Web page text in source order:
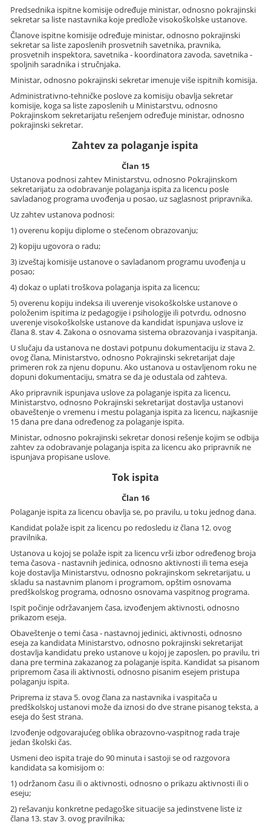
Predsednika ispitne komisije određuje ministar, odnosno pokrajinski
sekretar sa liste nastavnika koje predlože visokoškolske ustanove.
Članove ispitne komisije određuje ministar, odnosno pokrajinski
sekretar sa liste zaposlenih prosvetnih savetnika, pravnika,
prosvetnih inspektora, savetnika - koordinatora zavoda, savetnika -
spoljnih saradnika i stručnjaka.
Ministar, odnosno pokrajinski sekretar imenuje više ispitnih komisija.
Administrativno-tehničke poslove za komisiju obavlja sekretar
komisije, koga sa liste zaposlenih u Ministarstvu, odnosno
Pokrajinskom sekretarijatu rešenjem određuje ministar, odnosno
pokrajinski sekretar.
Zahtev za polaganje ispita
Član 15
Ustanova podnosi zahtev Ministarstvu, odnosno Pokrajinskom
sekretarijatu za odobravanje polaganja ispita za licencu posle
savladanog programa uvođenja u posao, uz saglasnost pripravnika.
Uz zahtev ustanova podnosi:
1) overenu kopiju diplome o stečenom obrazovanju;
2) kopiju ugovora o radu;
3) izveštaj komisije ustanove o savladanom programu uvođenja u
posao;
4) dokaz o uplati troškova polaganja ispita za licencu;
5) overenu kopiju indeksa ili uverenje visokoškolske ustanove o
položenim ispitima iz pedagogije i psihologije ili potvrdu, odnosno
uverenje visokoškolske ustanove da kandidat ispunjava uslove iz
člana 8. stav 4. Zakona o osnovama sistema obrazovanja i vaspitanja.
U slučaju da ustanova ne dostavi potpunu dokumentaciju iz stava 2.
ovog člana, Ministarstvo, odnosno Pokrajinski sekretarijat daje
primeren rok za njenu dopunu. Ako ustanova u ostavljenom roku ne
dopuni dokumentaciju, smatra se da je odustala od zahteva.
Ako pripravnik ispunjava uslove za polaganje ispita za licencu,
Ministarstvo, odnosno Pokrajinski sekretarijat dostavlja ustanovi
obaveštenje o vremenu i mestu polaganja ispita za licencu, najkasnije
15 dana pre dana određenog za polaganje ispita.
Ministar, odnosno pokrajinski sekretar donosi rešenje kojim se odbija
zahtev za odobravanje polaganja ispita za licencu ako pripravnik ne
ispunjava propisane uslove.
Tok ispita
Član 16
Polaganje ispita za licencu obavlja se, po pravilu, u toku jednog dana.
Kandidat polaže ispit za licencu po redosledu iz člana 12. ovog
pravilnika.
Ustanova u kojoj se polaže ispit za licencu vrši izbor određenog broja
tema časova - nastavnih jedinica, odnosno aktivnosti ili tema eseja
koje dostavlja Ministarstvu, odnosno pokrajinskom sekretarijatu, u
skladu sa nastavnim planom i programom, opštim osnovama
predškolskog programa, odnosno osnovama vaspitnog programa.
Ispit počinje održavanjem časa, izvođenjem aktivnosti, odnosno
prikazom eseja.
Obaveštenje o temi časa - nastavnoj jedinici, aktivnosti, odnosno
eseja za kandidata Ministarstvo, odnosno pokrajinski sekretarijat
dostavlja kandidatu preko ustanove u kojoj je zaposlen, po pravilu, tri
dana pre termina zakazanog za polaganje ispita. Kandidat sa pisanom
pripremom časa ili aktivnosti, odnosno pisanim esejem pristupa
polaganju ispita.
Priprema iz stava 5. ovog člana za nastavnika i vaspitača u
predškolskoj ustanovi može da iznosi do dve strane pisanog teksta, a
eseja do šest strana.
Izvođenje odgovarajućeg oblika obrazovno-vaspitnog rada traje
jedan školski čas.
Usmeni deo ispita traje do 90 minuta i sastoji se od razgovora
kandidata sa komisijom o:
1) održanom času ili o aktivnosti, odnosno o prikazu aktivnosti ili o
eseju;
2) rešavanju konkretne pedagoške situacije sa jedinstvene liste iz
člana 13. stav 3. ovog pravilnika;